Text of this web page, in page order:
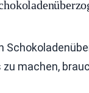
zu machen,